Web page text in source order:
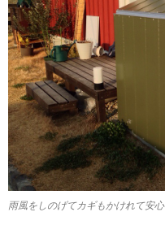
雨風をしのげてカギもかけれて安心